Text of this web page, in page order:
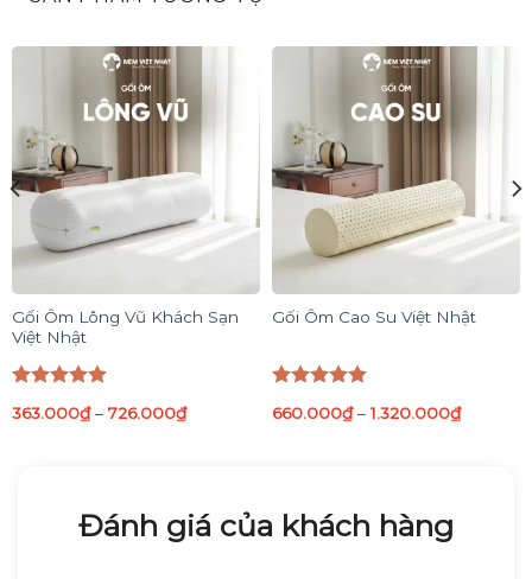
Gối Ôm Lông Vũ Khách Sạn
Việt Nhật
Được xếp
hạng5.00
363.000₫– 726.000₫
Gối Ôm Cao Su Việt Nhật
Được xếp
hạng5.00
660.000₫–1.320.000₫
Đánh giá của khách hàng